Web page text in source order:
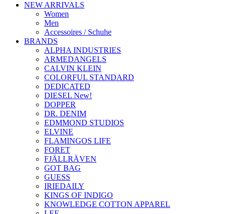
NEW ARRIVALS
Women
Men
Accessoires / Schuhe
BRANDS
ALPHA INDUSTRIES
ARMEDANGELS
CALVIN KLEIN
COLORFUL STANDARD
DEDICATED
DIESEL New!
DOPPER
DR. DENIM
EDMMOND STUDIOS
ELVINE
FLAMINGOS LIFE
FORET
FJÄLLRÄVEN
GOT BAG
GUESS
IRIEDAILY
KINGS OF INDIGO
KNOWLEDGE COTTON APPAREL